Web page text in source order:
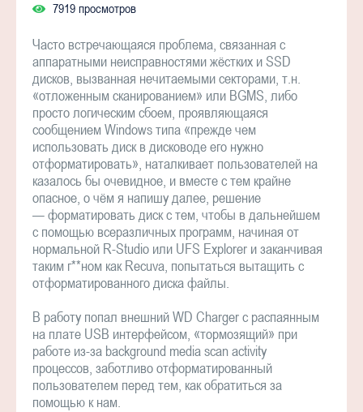
7919 просмотров
Часто встречающаяся проблема, связанная с
аппаратными неисправностями жёстких и SSD
дисков, вызванная нечитаемыми секторами, т.н.
«отложенным сканированием» или BGMS, либо
просто логическим сбоем, проявляющаяся
сообщением Windows типа «прежде чем
использовать диск в дисководе его нужно
отформатировать», наталкивает пользователей на
казалось бы очевидное, и вместе с тем крайне
опасное, о чём я напишу далее, решение
— форматировать диск с тем, чтобы в дальнейшем
с помощью всеразличных программ, начиная от
нормальной R-Studio или UFS Explorer и заканчивая
таким г**ном как Recuva, попытаться вытащить с
отформатированного диска файлы.
В работу попал внешний WD Charger с распаянным
на плате USB интерфейсом, «тормозящий» при
работе из-за background media scan activity
процессов, заботливо отформатированный
пользователем перед тем, как обратиться за
помощью к нам.